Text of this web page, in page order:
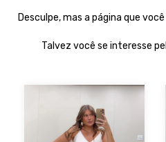
Desculpe, mas a página que
Talvez você se interesse